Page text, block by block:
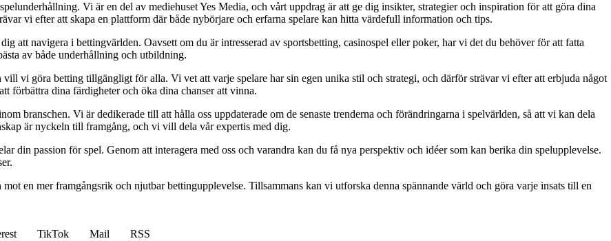
Vi är en del av mediehuset Yes Media, och vårt uppdrag är att ge dig insikter, strategier och inspiration för att göra dina
vi efter att skapa en plattform där både nybörjare och erfarna spelare kan hitta värdefull information och tips.
att navigera i bettingvärlden. Oavsett om du är intresserad av sportsbetting, casinospel eller poker, har vi det du behöver för att fatta
av både underhållning och utbildning.
vi göra betting tillgängligt för alla. Vi vet att varje spelare har sin egen unika stil och strategi, och därför strävar vi efter att erbjuda något
förbättra dina färdigheter och öka dina chanser att vinna.
branschen. Vi är dedikerade till att hålla oss uppdaterade om de senaste trenderna och förändringarna i spelvärlden, så att vi kan dela
är nyckeln till framgång, och vi vill dela vår expertis med dig.
din passion för spel. Genom att interagera med oss och varandra kan du få nya perspektiv och idéer som kan berika din spelupplevelse.
en mer framgångsrik och njutbar bettingupplevelse. Tillsammans kan vi utforska denna spännande värld och göra varje insats till en
TikTok Mail
RSS